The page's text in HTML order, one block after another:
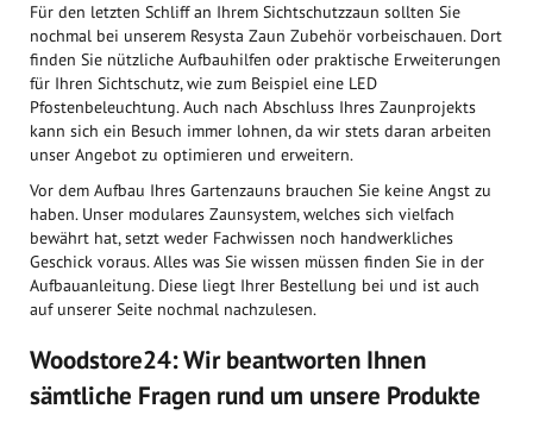
Für den letzten Schliff an Ihrem Sichtschutzzaun sollten Sie
nochmal bei unserem Resysta Zaun Zubehör vorbeischauen. Dort
finden Sie nützliche Aufbauhilfen oder praktische Erweiterungen
für Ihren Sichtschutz, wie zum Beispiel eine LED
Pfostenbeleuchtung. Auch nach Abschluss Ihres Zaunprojekts
kann sich ein Besuch immer lohnen, da wir stets daran arbeiten
unser Angebot zu optimieren und erweitern.
Vor dem Aufbau Ihres Gartenzauns brauchen Sie keine Angst zu
haben. Unser modulares Zaunsystem, welches sich vielfach
bewährt hat, setzt weder Fachwissen noch handwerkliches
Geschick voraus. Alles was Sie wissen müssen finden Sie in der
Aufbauanleitung. Diese liegt Ihrer Bestellung bei und ist auch
auf unserer Seite nochmal nachzulesen.
Woodstore24: Wir beantworten Ihnen
sämtliche Fragen rund um unsere Produkte